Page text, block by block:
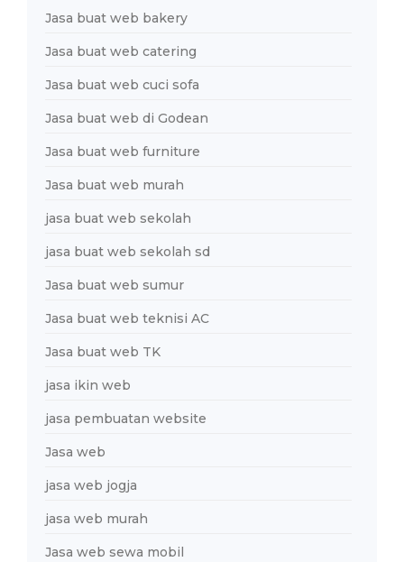
Jasa buat web bakery
Jasa buat web catering
Jasa buat web cuci sofa
Jasa buat web di Godean
Jasa buat web furniture
Jasa buat web murah
jasa buat web sekolah
jasa buat web sekolah sd
Jasa buat web sumur
Jasa buat web teknisi AC
Jasa buat web TK
jasa ikin web
jasa pembuatan website
Jasa web
jasa web jogja
jasa web murah
Jasa web sewa mobil